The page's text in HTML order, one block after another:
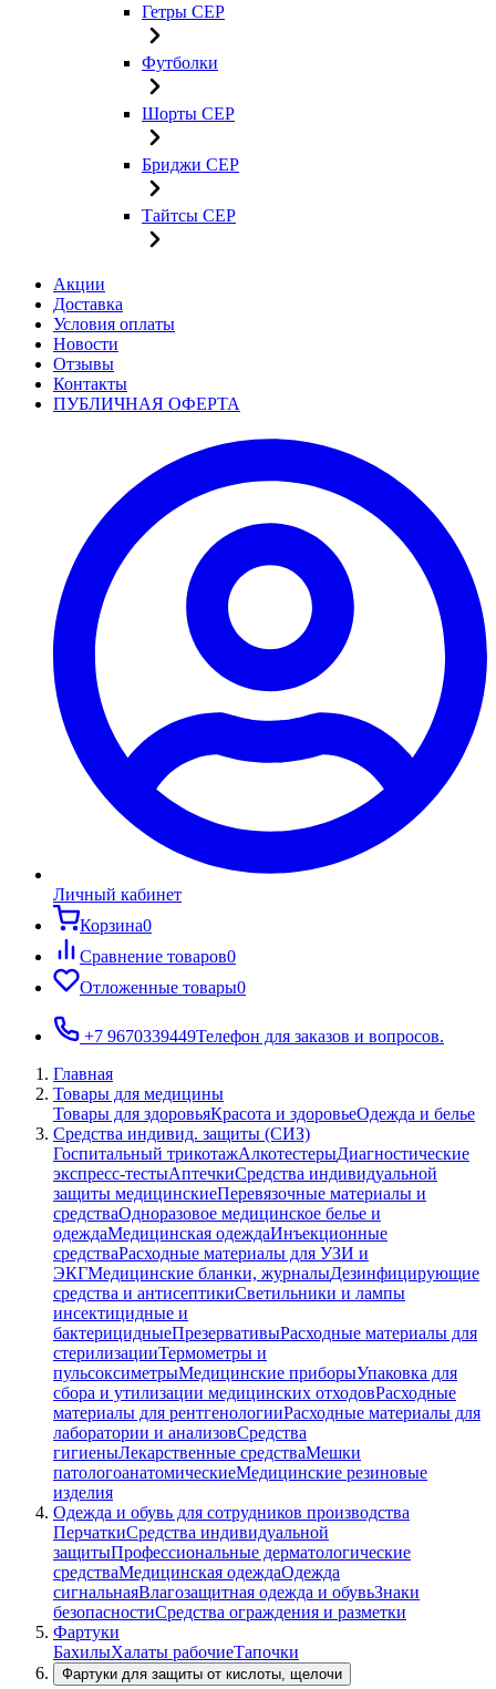
Гетры CEP
Футболки
Шорты CEP
Бриджи CEP
Тайтсы CEP
Акции
Доставка
Условия оплаты
Новости
Отзывы
Контакты
ПУБЛИЧНАЯ ОФЕРТА
Личный кабинет
Корзина0
Сравнение товаров0
Отложенные товары0
+7 9670339449Телефон для заказов и вопросов.
Главная
Товары для медицины
Товары для здоровьяКрасота и здоровьеОдежда и белье
Средства индивид. защиты (СИЗ)
Госпитальный трикотажАлкотестерыДиагностические
экспресс-тестыАптечкиСредства индивидуальной
защиты медицинскиеПеревязочные материалы и
средстваОдноразовое медицинское белье и
одеждаМедицинская одеждаИнъекционные
средстваРасходные материалы для УЗИ и
ЭКГМедицинские бланки, журналыДезинфицирующие
средства и антисептикиСветильники и лампы
инсектицидные и
бактерицидныеПрезервативыРасходные материалы для
стерилизацииТермометры и
пульсоксиметрыМедицинские приборыУпаковка для
сбора и утилизации медицинских отходовРасходные
материалы для рентгенологииРасходные материалы для
лаборатории и анализовСредства
гигиеныЛекарственные средстваМешки
патологоанатомическиеМедицинские резиновые
изделия
Одежда и обувь для сотрудников производства
ПерчаткиСредства индивидуальной
защитыПрофессиональные дерматологические
средстваМедицинская одеждаОдежда
сигнальнаяВлагозащитная одежда и обувьЗнаки
безопасностиСредства ограждения и разметки
Фартуки
БахилыХалаты рабочиеТапочки
Фартуки для защиты от кислоты, щелочи